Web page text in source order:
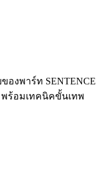
งพาร์ท SENTENCE
พร้อมเทคนิคขั้นเทพ